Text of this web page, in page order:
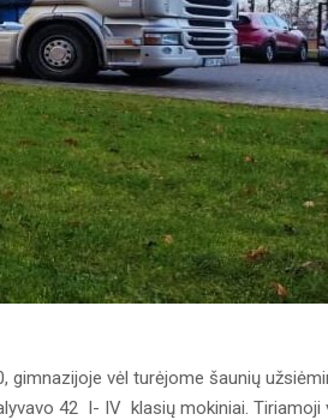
vėl turėjome šaunių
42 I- IV klasių mokiniai. Tiriamoji